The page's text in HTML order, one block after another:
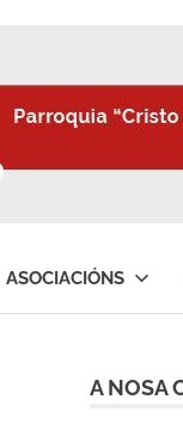
ASOCIACIÓNS
A NOSA